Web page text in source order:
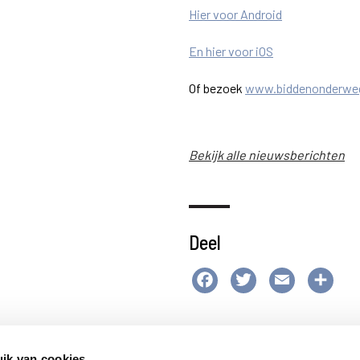
Hier voor Android
En hier voor iOS
Of bezoek
Bekijk alle nieuwsberichten
Deel
FacebookTwitter Email